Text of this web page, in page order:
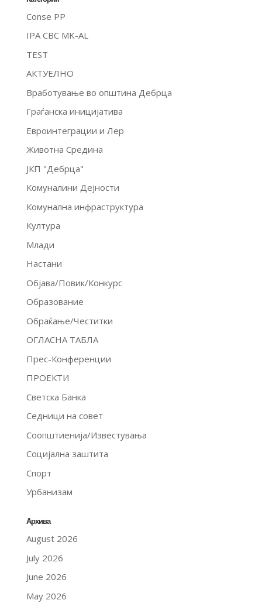
Conse PP
IPA CBC MK-AL
TEST
АКТУЕЛНО
Вработување во општина Дебрца
Граѓанска иницијатива
Евроинтеграции и Лер
Животна Средина
ЈКП "Дебрца"
Комуналини Дејности
Комунална инфраструктура
Култура
Млади
Настани
Објава/Повик/Конкурс
Образование
Обраќање/Честитки
ОГЛАСНА ТАБЛА
Прес-Конференции
ПРОЕКТИ
Светска Банка
Седници на совет
Соопштиенија/Известувања
Социјална заштита
Спорт
Урбанизам
Архива
August 2026
July 2026
June 2026
May 2026